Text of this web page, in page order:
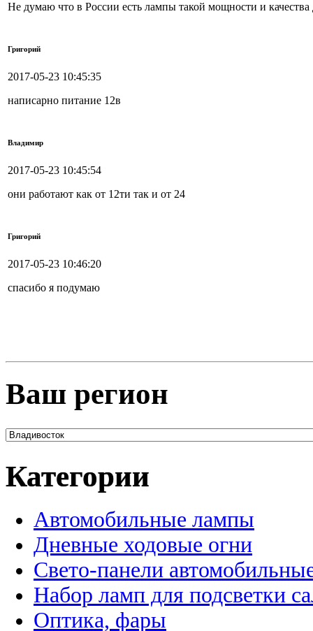
Не думаю что в России есть лампы такой мощности и качества
Григорий
2017-05-23 10:45:35
написарно питание 12в
Владимир
2017-05-23 10:45:54
они работают как от 12ти так и от 24
Григорий
2017-05-23 10:46:20
спасибо я подумаю
Ваш регион
Категории
Автомобильные лампы
Дневные ходовые огни
Свето-панели
Набор ламп для подсветки
Оптика, фары